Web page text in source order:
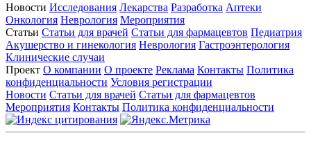
Новости Исследования Лекарства Разработка Аптеки
Онкология Неврология Мероприятия
Статьи Статьи для врачей Статьи для фармацевтов Педиатрия
Акушерство и гинекология Неврология Гастроэнтерология
Клинические случаи
Проект О компании О проекте Реклама Контакты Политика
конфиденциальности Условия регистрации
Новости Статьи для врачей Статьи для фармацевтов
Мероприятия Контакты Политика конфиденциальности